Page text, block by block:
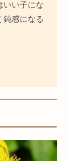
いい子にな
鈍感になる